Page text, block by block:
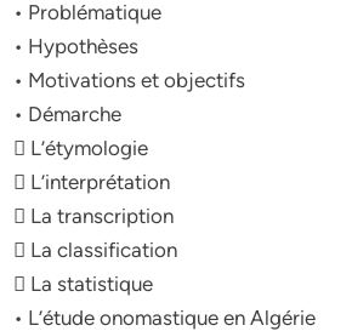
• Problématique
• Hypothèses
• Motivations et objectifs
• Démarche
 L’étymologie
 L’interprétation
 La transcription
 La classification
 La statistique
• L’étude onomastique en Algérie